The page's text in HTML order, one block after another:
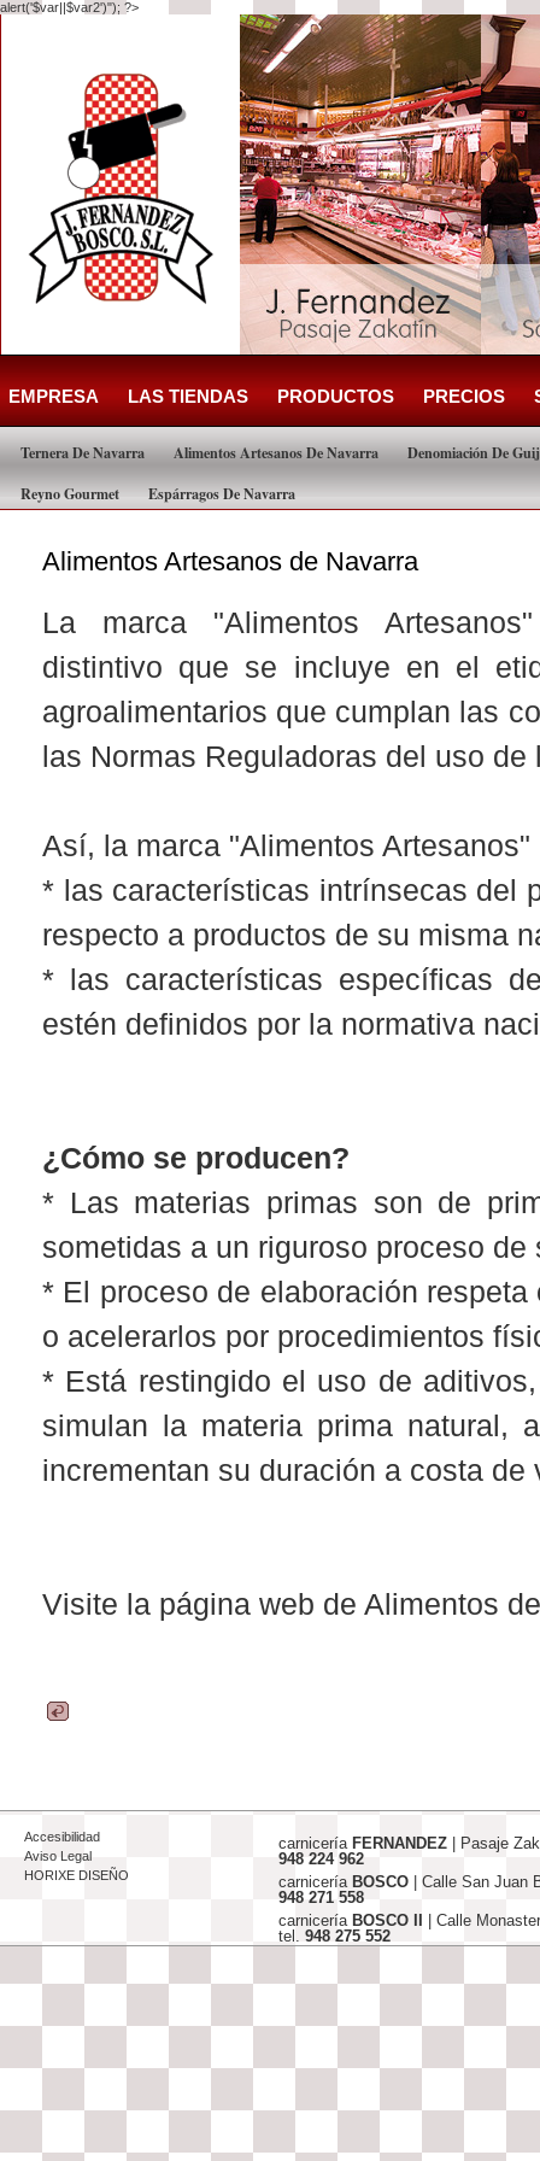
alert('$var||$var2')"); ?>
EMPRESA LAS TIENDAS PRODUCTOS PRECIOS
Ternera De Navarra Alimentos Artesanos De Navarra
Denomiación De
Reyno Gourmet
Espárragos De Navarra
Alimentos Artesanos de Navarra
La marca "Alimentos
distintivo que se incluye en el
agroalimentarios que cumplan las
las Normas Reguladoras del uso de
Así, la marca "Alimentos
* las características intrínsecas del
respecto a productos de su misma
* las características específicas
estén definidos por la normativa
¿Cómo se producen?
* Las materias primas son de
sometidas a un riguroso proceso de
* El proceso de elaboración
o acelerarlos por procedimientos
* Está restingido el uso de
simulan la materia prima natural,
incrementan su duración a costa de
Visite la página web de Alimentos
Accesibilidad
Aviso Legal
HORIXE DISEÑO
carnicería FERNANDEZ
| Pasaje
948 224 962
carnicería BOSCO
| Calle San Juan
948 271 558
carnicería BOSCO II
| Calle
tel. 948 275 552